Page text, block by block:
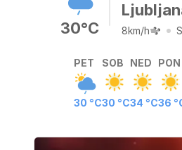
30°C 8km/h
PET
30 °C
SOB
30 °C
NED
34 °C
PON
36